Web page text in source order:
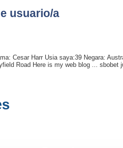
usuario/a
Cesar Harr Usia saya:39 Negara:
Road Here is my web blog ... sbobet